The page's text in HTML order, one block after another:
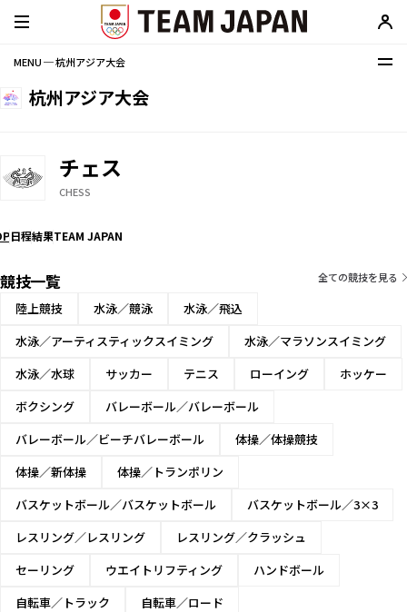
MENU ─ 杭州アジア大会
杭州アジア大会
チェス
CHESS
日程結果TEAM JAPAN
競技一覧 全ての競技を見る
陸上競技 水泳／競泳
水泳／飛込
水泳／アーティスティックスイミング
水泳／マラソンスイミング
水泳／水球
サッカー テニス ローイング
ホッケー
ボクシング
バレーボール／バレーボール
バレーボール／ビーチバレーボール
体操／体操競技
体操／新体操
体操／トランポリン
バスケットボール／バスケットボール
バスケットボール／3×3
レスリング／レスリング
レスリング／クラッシュ
セーリング
ウエイトリフティング
ハンドボール
自転車／トラック
自転車／ロード